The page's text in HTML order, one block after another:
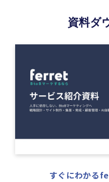
資料ダ
すぐにわかる